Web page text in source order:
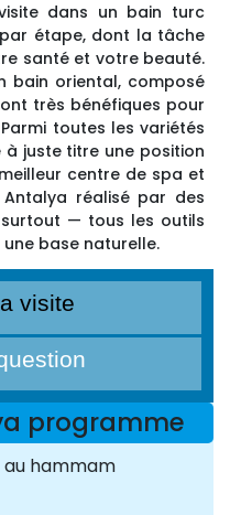
dans un bain turc
étape, dont la tâche
santé et votre beauté.
bain oriental, composé
très bénéfiques pour
toutes les variétés
juste titre une position
centre de spa et
réalisé par des
— tous les outils
base naturelle.
visite
programme
hammam